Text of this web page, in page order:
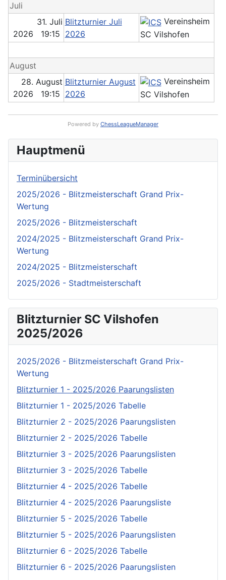
Juli
31. Juli
2026 19:15
Blitzturnier Juli
2026
Vereinsheim
SC Vilshofen
August
28. August
2026 19:15
Blitzturnier August
2026
Vereinsheim
SC Vilshofen
Powered by ChessLeagueManager
Hauptmenü
Terminübersicht
2025/2026 - Blitzmeisterschaft Grand Prix-
Wertung
2025/2026 - Blitzmeisterschaft
2024/2025 - Blitzmeisterschaft Grand Prix-
Wertung
2024/2025 - Blitzmeisterschaft
2025/2026 - Stadtmeisterschaft
Blitzturnier SC Vilshofen
2025/2026
2025/2026 - Blitzmeisterschaft Grand Prix-
Wertung
Blitzturnier 1 - 2025/2026 Paarungslisten
Blitzturnier 1 - 2025/2026 Tabelle
Blitzturnier 2 - 2025/2026 Paarungslisten
Blitzturnier 2 - 2025/2026 Tabelle
Blitzturnier 3 - 2025/2026 Paarungslisten
Blitzturnier 3 - 2025/2026 Tabelle
Blitzturnier 4 - 2025/2026 Tabelle
Blitzturnier 4 - 2025/2026 Paarungsliste
Blitzturnier 5 - 2025/2026 Tabelle
Blitzturnier 5 - 2025/2026 Paarungslisten
Blitzturnier 6 - 2025/2026 Tabelle
Blitzturnier 6 - 2025/2026 Paarungslisten